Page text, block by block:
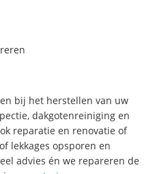
bij het herstellen van uw
dakgotenreiniging en
reparatie en renovatie of
lekkages opsporen en
advies én we repareren de